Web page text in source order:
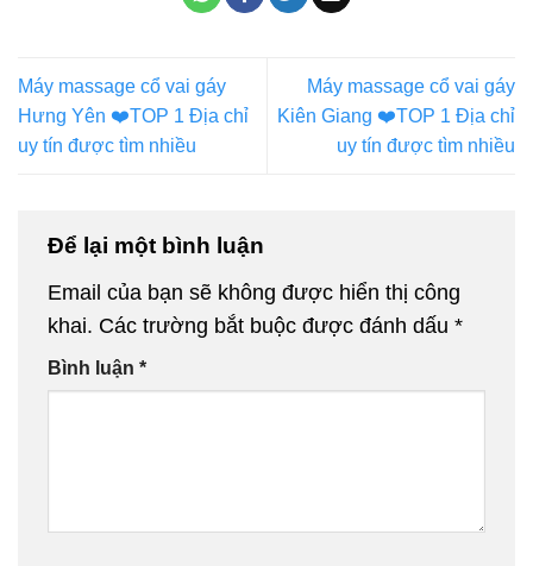
Máy massage cổ vai gáy
Hưng Yên ❤️️TOP 1 Địa chỉ
uy tín được tìm nhiều
Máy massage cổ vai gáy
Kiên Giang ❤️️TOP 1 Địa chỉ
uy tín được tìm nhiều
Để lại một bình luận
Email của bạn sẽ không được hiển thị công
khai. Các trường bắt buộc được đánh dấu *
Bình luận *